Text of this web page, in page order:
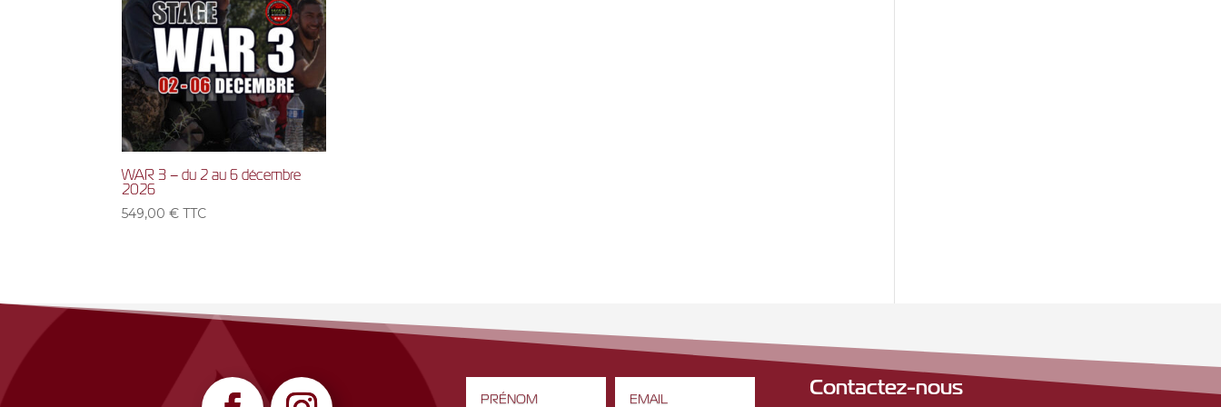
WAR 3 – du 2 au 6 décembre
2026
549,00€ TTC
Contactez-nous